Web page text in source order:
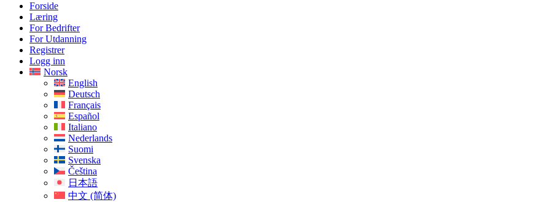
Forside
Læring
For Bedrifter
For Utdanning
Registrer
Logg inn
Norsk
English
Deutsch
Français
Español
Italiano
Nederlands
Suomi
Svenska
Čeština
日本語
中文 (简体)